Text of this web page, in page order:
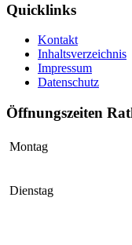
Quicklinks
Kontakt
Inhaltsverzeichnis
Impressum
Datenschutz
Öffnungszeiten
Montag
Dienstag